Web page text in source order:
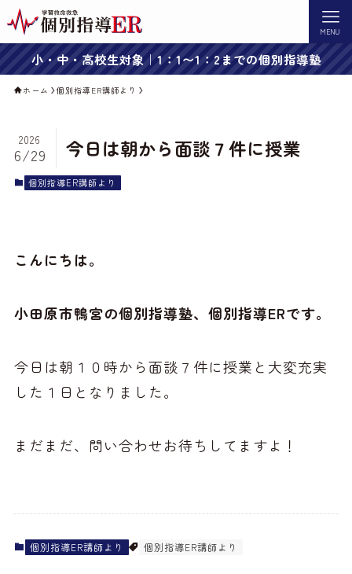
MENU
小・中・高校生対象｜1：1〜1：2までの個別指導塾
ホーム 個別指導ER講師より
今日は朝から面談７件に授業
2026
6/29
個別指導ER講師より
こんにちは。
小田原市鴨宮の個別指導塾、個別指導ERです。
今日は朝１０時から面談７件に授業と大変充実
した１日となりました。
まだまだ、問い合わせお待ちしてますよ！
個別指導ER講師より 個別指導ER講師より